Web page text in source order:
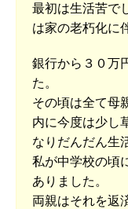
最初は生活苦で
は家の老朽化に
銀行から３０万
た。
その頃は全て母
内に今度は少し
なりだんだん生
私が中学校の頃
ありました。
両親はそれを返